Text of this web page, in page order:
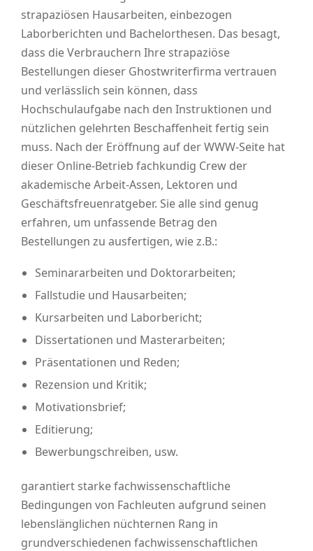
strapaziösen Hausarbeiten, einbezogen
Laborberichten und Bachelorthesen. Das besagt,
dass die Verbrauchern Ihre strapaziöse
Bestellungen dieser Ghostwriterfirma vertrauen
und verlässlich sein können, dass
Hochschulaufgabe nach den Instruktionen und
nützlichen gelehrten Beschaffenheit fertig sein
muss. Nach der Eröffnung auf der WWW-Seite hat
dieser Online-Betrieb fachkundig Crew der
akademische Arbeit-Assen, Lektoren und
Geschäftsfreuenratgeber. Sie alle sind genug
erfahren, um unfassende Betrag den
Bestellungen zu ausfertigen, wie z.B.:
Seminararbeiten und Doktorarbeiten;
Fallstudie und Hausarbeiten;
Kursarbeiten und Laborbericht;
Dissertationen und Masterarbeiten;
Präsentationen und Reden;
Rezension und Kritik;
Motivationsbrief;
Editierung;
Bewerbungschreiben, usw.
garantiert starke fachwissenschaftliche
Bedingungen von Fachleuten aufgrund seinen
lebenslänglichen nüchternen Rang in
grundverschiedenen fachwissenschaftlichen